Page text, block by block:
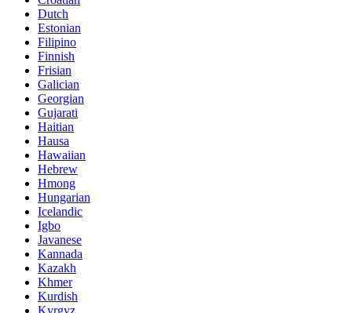
Dutch
Estonian
Filipino
Finnish
Frisian
Galician
Georgian
Gujarati
Haitian
Hausa
Hawaiian
Hebrew
Hmong
Hungarian
Icelandic
Igbo
Javanese
Kannada
Kazakh
Khmer
Kurdish